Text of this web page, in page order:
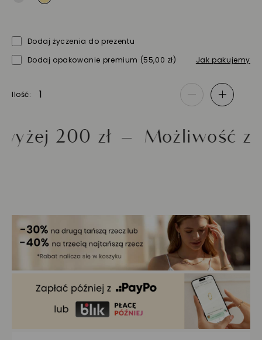
Dodaj życzenia do prezentu
Dodaj opakowanie premium (55,00 zł) Jak pakujemy
Ilość - +
200 zł Możliwość